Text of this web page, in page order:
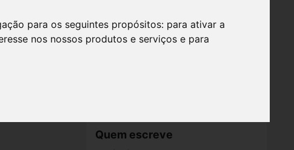
para os seguintes propósitos: para ativar a
nos nossos produtos e serviços e para
Quem escreve